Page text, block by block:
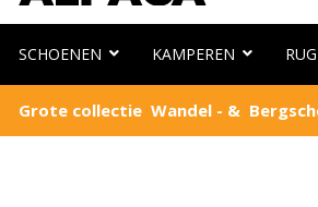
SCHOENEN KAMPEREN
Grote collectie Wandel - &